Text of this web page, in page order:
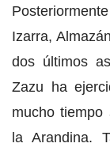
Izarra,
dos últimos
Zazu ha
mucho tiempo
la Arandina.